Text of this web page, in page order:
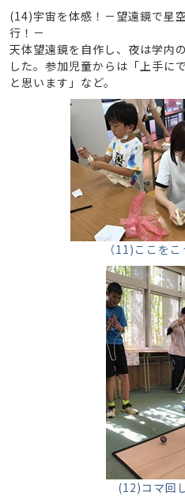
(14)宇宙を体感！－望遠鏡で星
行！－
天体望遠鏡を自作し、夜は学内
した。参加児童からは「上手に
と思います」など。
（11)ここを
(12)コマ回